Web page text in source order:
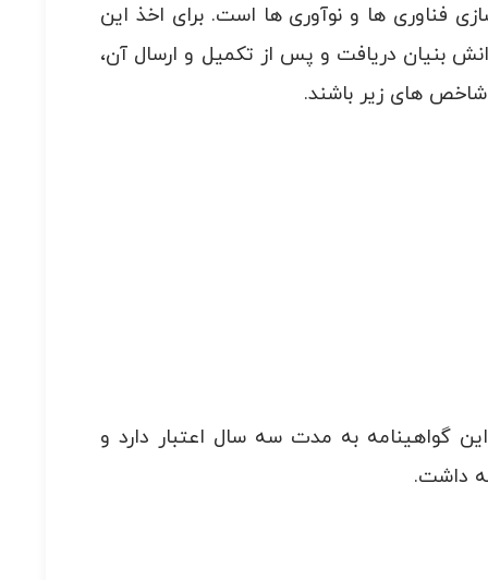
فناوری ها و نوآوری ها است. برای اخذ این
بنیان دریافت و پس از تکمیل و ارسال آن،
های زیر باشند.
گواهینامه به مدت سه سال اعتبار دارد و
داشت.